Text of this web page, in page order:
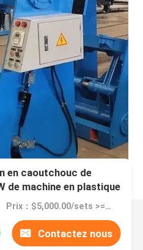
en caoutchouc de
de machine en plastique
Prix：$5,000.00/sets >=1 sets
Contactez nous